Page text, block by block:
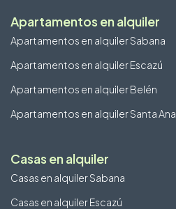
Apartamentos en alquiler
Apartamentos en alquiler Sabana
Apartamentos en alquiler Escazú
Apartamentos en alquiler Belén
Apartamentos en alquiler Santa Ana
Casas en alquiler
Casas en alquiler Sabana
Casas en alquiler Escazú